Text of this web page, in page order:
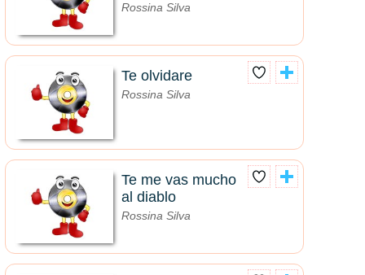
Rossina Silva
Te olvidare
Rossina Silva
Te me vas mucho
al diablo
Rossina Silva